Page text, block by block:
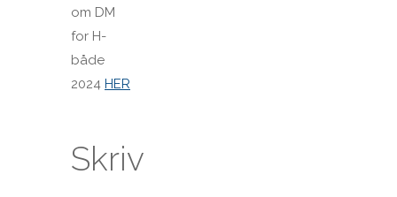
om DM
for H-
både
2024 HER
Skriv